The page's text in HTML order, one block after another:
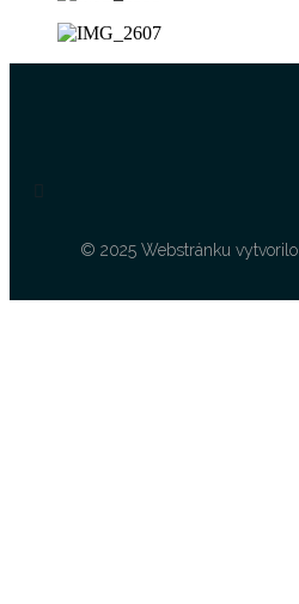
© 2025 Webstránku vytvorilo